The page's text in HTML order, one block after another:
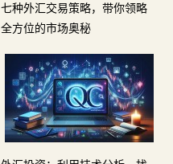
七种外汇交易策略，带你领略
全方位的市场奥秘